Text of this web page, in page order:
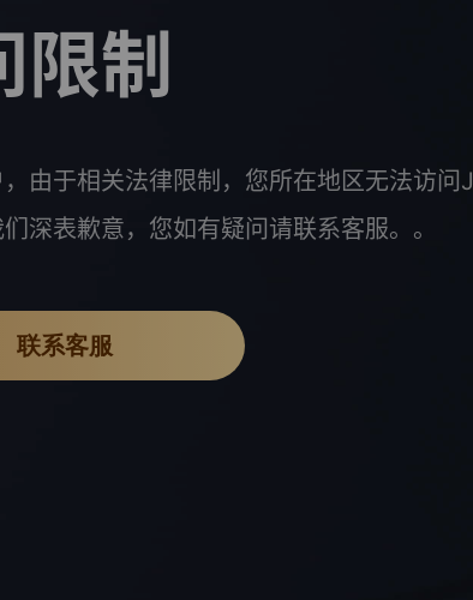
限制
由于相关法律限制，您所在地区无法访问
深表歉意，您如有疑问请联系客服。。
联系客服